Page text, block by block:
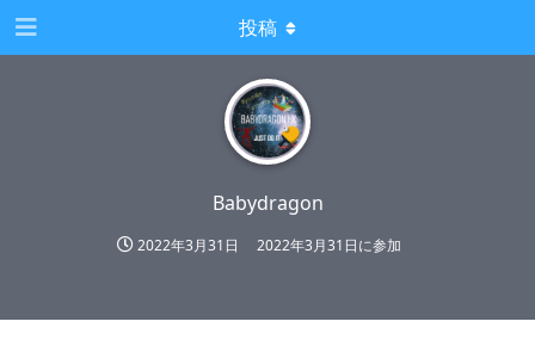
Babydragon
2022年3月31日 2022年3月31日に参加
投稿